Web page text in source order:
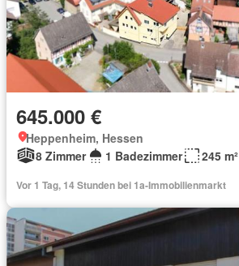
645.000 €
Heppenheim, Hessen
8 Zimmer
1 Badezimmer 245 m²
Vor 1 Tag, 14 Stunden bei 1a-Immobilienmarkt